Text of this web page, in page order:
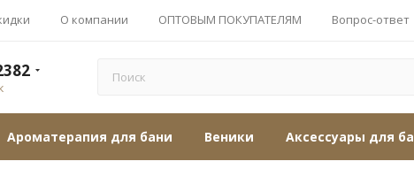
О компании ОПТОВЫМ ПОКУПАТЕЛЯМ Вопрос-ответ
Ароматерапия для бани Веники Аксессуары для